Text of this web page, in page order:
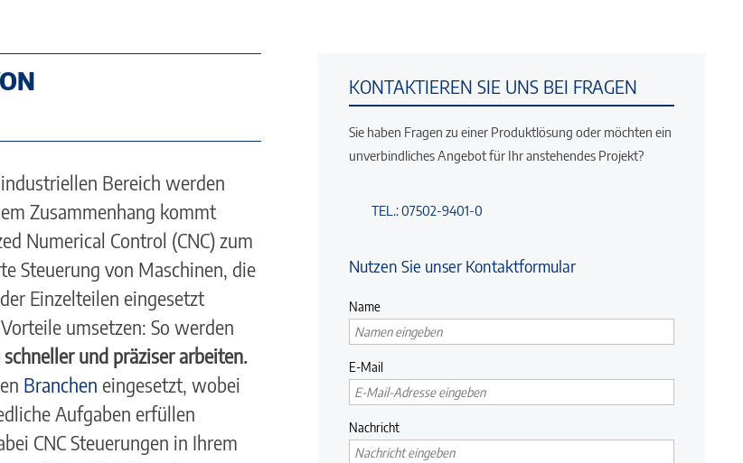
Bereich werden
Zusammenhang kommt
Numerical Control (CNC) zum
Steuerung von Maschinen, die
Einzelteilen eingesetzt
umsetzen: So werden
und präziser arbeiten.
Branchen eingesetzt, wobei
Aufgaben erfüllen
CNC Steuerungen in Ihrem
KONTAKTIEREN SIE UNS BEI FRAGEN
Sie haben Fragen zu einer Produktlösung oder möchten ein
unverbindliches Angebot für Ihr anstehendes Projekt?
TEL.: 07502-9401-0
Nutzen Sie unser Kontaktformular
Name
E-Mail
Nachricht